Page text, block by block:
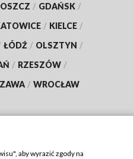
/ GDAŃSK /
/ KIELCE /
ŁÓDŹ / OLSZTYN /
/ RZESZÓW /
/ WROCŁAW
aby wyrazić zgody na